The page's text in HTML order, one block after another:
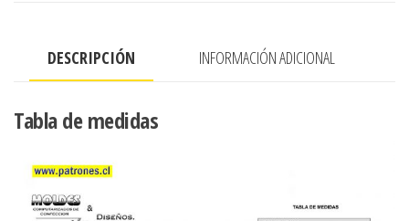
UELO
DESCRIPCIÓN INFORMACIÓN ADICIONAL
Tabla de medidas